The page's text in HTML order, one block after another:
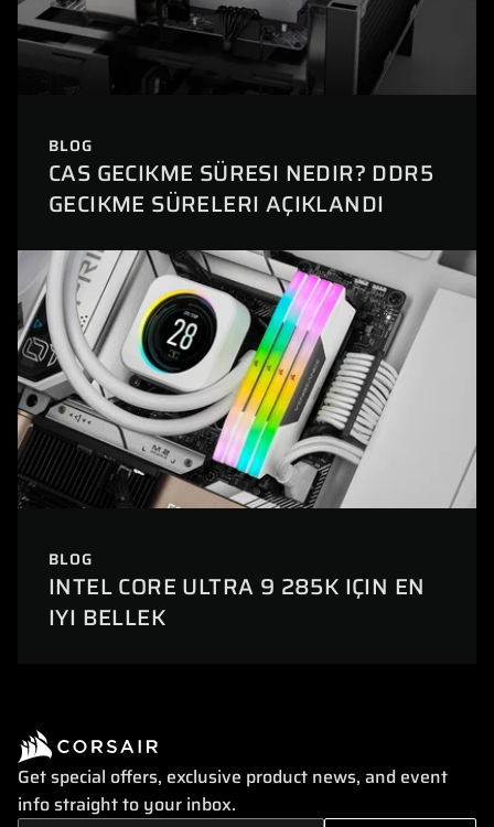
BLOG
CAS GECIKME SÜRESI NEDIR? DDR5
GECIKME SÜRELERI AÇIKLANDI
BLOG
INTEL CORE ULTRA 9 285K IÇIN EN
IYI BELLEK
Get special offers, exclusive product news, and event
info straight to your inbox.